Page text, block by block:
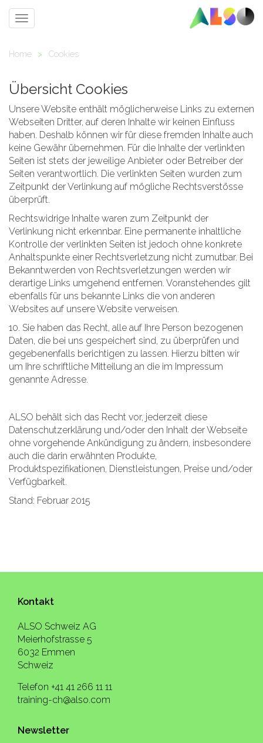
Toggle
Home > Cookies
Übersicht Cookies
Unsere Website enthält möglicherweise Links zu externen
Webseiten Dritter, auf deren Inhalte wir keinen Einfluss
haben. Deshalb können wir für diese fremden Inhalte auch
keine Gewähr übernehmen. Für die Inhalte der verlinkten
Seiten ist stets der jeweilige Anbieter oder Betreiber der
Seiten verantwortlich. Die verlinkten Seiten wurden zum
Zeitpunkt der Verlinkung auf mögliche Rechtsverstösse
überprüft.
Rechtswidrige Inhalte waren zum Zeitpunkt der
Verlinkung nicht erkennbar. Eine permanente inhaltliche
Kontrolle der verlinkten Seiten ist jedoch ohne konkrete
Anhaltspunkte einer Rechtsverletzung nicht zumutbar. Bei
Bekanntwerden von Rechtsverletzungen werden wir
derartige Links umgehend entfernen. Voranstehendes gilt
ebenfalls für uns bekannte Links die von anderen
Websites auf unsere Website verweisen.
10. Sie haben das Recht, alle auf Ihre Person bezogenen
Daten, die bei uns gespeichert sind, zu überprüfen und
gegebenenfalls berichtigen zu lassen. Hierzu bitten wir
um Ihre schriftliche Mitteilung an die im Impressum
genannte Adresse.
ALSO behält sich das Recht vor, jederzeit diese
Datenschutzerklärung und/oder den Inhalt der Webseite
ohne vorgehende Ankündigung zu ändern, insbesondere
auch die darin erwähnten Produkte,
Produktspezifikationen, Dienstleistungen, Preise und/oder
Verfügbarkeit.
Stand: Februar 2015
Kontakt
ALSO Schweiz AG
Meierhofstrasse 5
6032 Emmen
Schweiz
Telefon +41 41 266 11 11
training-ch@also.com
Newsletter